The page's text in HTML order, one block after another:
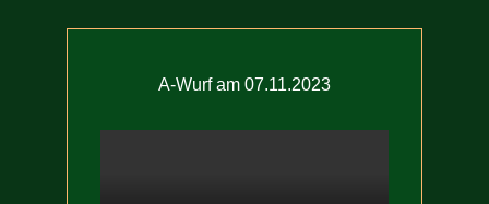
A-Wurf am 07.11.2023